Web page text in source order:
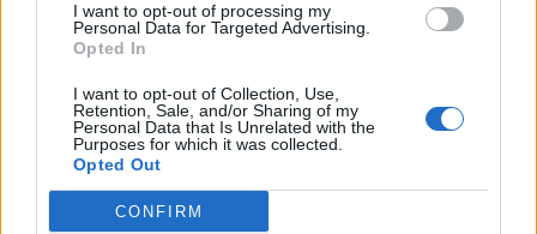
I want to opt-out of processing my
Personal Data for Targeted Advertising.
Opted In
I want to opt-out of Collection, Use,
Retention, Sale, and/or Sharing of my
Personal Data that Is Unrelated with the
Purposes for which it was collected.
Opted Out
CONFIRM
Συλλογικά Όργανα Δήμου
Δημοτικές Κοινότητες
Υπηρεσίες του Δήμου
Οι Δημοτικές Επιχειρήσεις
Χρήσιμα Τηλέφωνα